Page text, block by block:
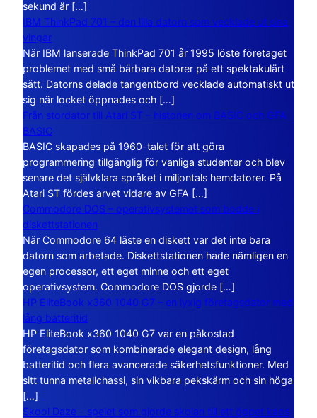
sekund är […]
IBM ThinkPad 701 – den lilla datorn som vecklade ut sina
vingar
När IBM lanserade ThinkPad 701 år 1995 löste företaget
problemet med små bärbara datorer på ett spektakulärt
sätt. Datorns delade tangentbord vecklade automatiskt ut
sig när locket öppnades och […]
Från stordator till Atari ST – historien om BASIC och GFA
BASIC
BASIC skapades på 1960-talet för att göra
programmering tillgänglig för vanliga studenter och blev
senare det självklara språket i miljontals hemdatorer. På
Atari ST fördes arvet vidare av GFA […]
Commodore DOS – operativsystemet som bodde i
diskettstationen
När Commodore 64 läste en diskett var det inte bara
datorn som arbetade. Diskettstationen hade nämligen en
egen processor, ett eget minne och ett eget
operativsystem. Commodore DOS gjorde […]
HP EliteBook x360 1040 G7 – en lyxig företagsdator med
lång batteritid
HP EliteBook x360 1040 G7 var en påkostad
företagsdator som kombinerade elegant design, lång
batteritid och flera avancerade säkerhetsfunktioner. Med
sitt tunna metallchassi, sin vikbara pekskärm och sin höga
[…]
Skool Daze – spelet som gjorde skolan till ett öppet kaos